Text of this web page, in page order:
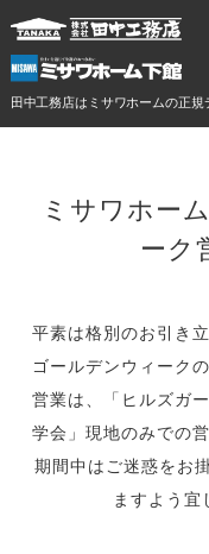
田中工務店はミサワホームの正規
ミサワホー
ーク
平素は格別のお引き
ゴールデンウィーク
営業は、「ヒルズガ
学会」現地のみでの
期間中はご迷惑をお
ますよう宜